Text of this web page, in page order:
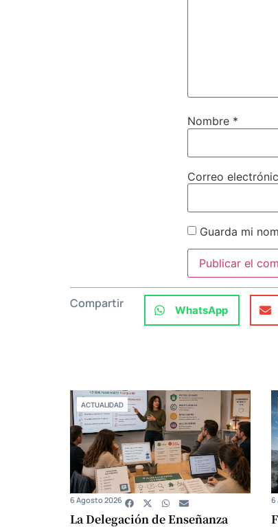
Nombre *
Correo
Guarda mi
Compartir WhatsApp
ACTUALIDAD
La Delegación de Enseñanza
6 Agosto 2026 6